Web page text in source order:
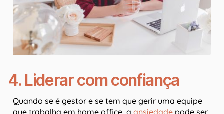
4. Liderar com confiança
Quando se é gestor e se tem que gerir uma equipe
que trabalha em home office, a ansiedade pode ser